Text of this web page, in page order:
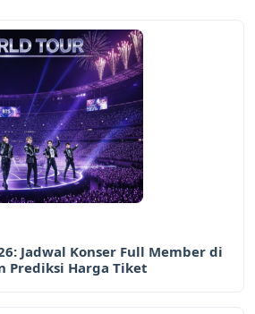
Jadwal Konser Full Member di
Prediksi Harga Tiket